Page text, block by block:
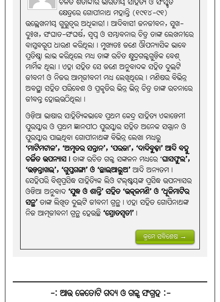
କ୍ଷେତ୍ରରେ ଗୋପୀନାଥ ମହାନ୍ତି (୧୯୧୪-୯୧)
ଉଲ୍ଲେଖନୀୟ ଗୁରୁତ୍ବର ଅଧିକାରୀ। ଆଦିବାସୀ ଜନଜୀବନ, ସୁଖ-
ଦୁଃଖ, ସଂଘାତ-ସଂଘର୍ଷ, ସ୍ବପ୍ନ ଓ ସମ୍ଭାବନାର ଚିତ୍ର ତାଙ୍କ ଲେଖନୀରେ
ବାସ୍ତବରୂପ ଧାରଣ କରିଥିଲା। ମୁଖ୍ୟତଃ ଜଣେ ଔପନ୍ୟାସିକ ଭାବେ
ପ୍ରତିଷ୍ଠା ଲାଭ କରିଥିଲେ ମଧ୍ୟ ତାଙ୍କ ରଚିତ କ୍ଷୁଦ୍ରଗଳ୍ପଗୁଡ଼ିକ ବେଶ୍
ମାର୍ମିକ ଥିଲା। ଏହା ସହିତ ସେ ଜଣେ ଅନୁବାଦକ ସହିତ ଦୁଇଟି
ଜୀବନୀ ଓ ନିଜର ଆତ୍ମଜୀବନୀ ମଧ୍ୟ ଲେଖିଥିଲେ। ମଣିଷର ବିଭିନ୍ନ
ଅବସ୍ଥା ସହିତ ପରିବେଶ ଓ ପ୍ରକୃତିର ଭିନ୍ନ ଭିନ୍ନ ଚିତ୍ର ତାଙ୍କ ରଚନାରେ
ଜୀବନ୍ତ ହୋଇଉଠିଥିଲା।
ଓଡ଼ିଆ ଭାଷାର ସାହିତ୍ୟିକଭାବେ ପ୍ରଥମ କେନ୍ଦ୍ର ସାହିତ୍ୟ ଏକାଡେମୀ
ପୁରସ୍କାର ଓ ପ୍ରଥମ ଜ୍ଞାନପୀଠ ପୁରସ୍କାର ସହିତ ଅନେକ ସମ୍ମାନ ଓ
ପୁରସ୍କାର ପାଇଥିବା ଗୋପୀନାଥଙ୍କ ବିଭିନ୍ନ ଲେଖା ମଧ୍ୟରୁ
‘ମାଟିମଟାଳ’, ‘ଅମୃତର ସନ୍ତାନ’, ‘ପରଜା’, ‘ଦାଦିବୁଢ଼ା’ ଆଦି ବହୁ
ଚର୍ଚ୍ଚିତ ଉପନ୍ୟାସ।ତାଙ୍କ ରଚିତ ଗଳ୍ପ ସଙ୍କଳନ ମଧ୍ୟରେ ‘ଘାସଫୁଲ’,
‘ଉଡ଼ନ୍ତାଖଇ’, ‘ଗୁପ୍ତଗଙ୍ଗା’ ଓ ‘ଛାଇଆଲୁଅ’ଆଦି ଅନ୍ୟତମ।
ସେହିପରି ବିଶ୍ବପ୍ରସିଦ୍ଧ ସାହିତ୍ୟିକ ଲିଓ ଟଲ୍‌ଷ୍ଟୟଙ୍କ ପ୍ରସିଦ୍ଧ ଉପନ୍ୟାସର
ଓଡିଆ ଅନୁବାଦ‘ଯୁଦ୍ଧ ଓ ଶାନ୍ତି’ ସହିତ ‘ଉତ୍କଳମଣି’ ଓ ‘ଧୂଳିମାଟିର
ସନ୍ଥ’ତାଙ୍କ ଲିଖିତ ଦୁଇଟି ଜୀବନୀ ଗ୍ରନ୍ଥ। ଏହା ସହିତ ଗୋପିନାଥଙ୍କ
ନିଜ ଆତ୍ମଜୀବନୀ ଗ୍ରନ୍ଥ ହେଉଛି‘ସ୍ରୋତସ୍ବତୀ’।
କ୍ରମେ ସବିଶେଷ →
-: ଆଉ କେତୋଟି ଗଦ୍ୟ ଓ ଗଳ୍ପ ସଂଗ୍ରହ :-